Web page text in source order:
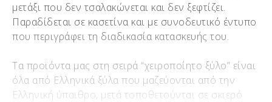
μετάξι που δεν τσαλακώνεται και δεν ξεφτίζει.
Παραδίδεται σε κασετίνα και με συνοδευτικό έντυπο
που περιγράφει τη διαδικασία κατασκευής του.
Τα προϊόντα μας στη σειρά “χειροποίητο ξύλο” είναι
όλα από Ελληνικά ξύλα που μαζεύονται από την
Ελληνική ύπαιθρο, μετά τοποθετούνται σε σκιερό